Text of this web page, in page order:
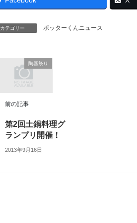
カテゴリー ポッターくんニュース
陶器祭り
前の記事
第2回土鍋料理グ
ランプリ開催！
2013年9月16日